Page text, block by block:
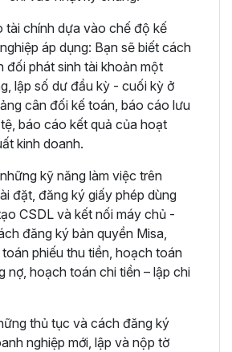
tài chính dựa vào chế độ kế
áp dụng: Bạn sẽ biết cách
đối phát sinh tài khoản một
lập số dư đầu kỳ - cuối kỳ ở
cân đối kế toán, báo cáo lưu
báo cáo kết quả của hoạt
kinh doanh.
kỹ năng làm việc trên
đặt, đăng ký giấy phép dùng
CSDL và kết nối máy chủ -
đăng ký bản quyền Misa,
phiếu thu tiền, hoạch toán
nợ, hoạch toán chi tiền – lập chi
thủ tục và cách đăng ký
nghiệp mới, lập và nộp tờ